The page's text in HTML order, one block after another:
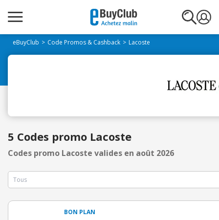
eBuyClub Code Promos & Cashback Lacoste
5 Codes promo Lacoste
Codes promo Lacoste valides en août 2026
BON PLAN